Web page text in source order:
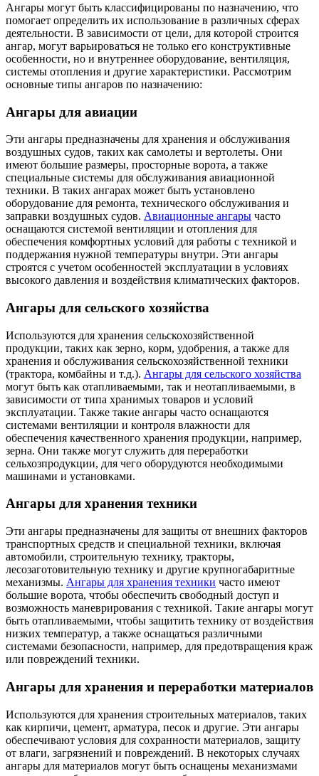
Ангары могут быть классифицированы по назначению, что
помогает определить их использование в различных сферах
деятельности. В зависимости от цели, для которой строится
ангар, могут варьироваться не только его конструктивные
особенности, но и внутреннее оборудование, вентиляция,
системы отопления и другие характеристики. Рассмотрим
основные типы ангаров по назначению:
Ангары для авиации
Эти ангары предназначены для хранения и обслуживания
воздушных судов, таких как самолеты и вертолеты. Они
имеют большие размеры, просторные ворота, а также
специальные системы для обслуживания авиационной
техники. В таких ангарах может быть установлено
оборудование для ремонта, технического обслуживания и
заправки воздушных судов. Авиационные ангары часто
оснащаются системой вентиляции и отопления для
обеспечения комфортных условий для работы с техникой и
поддержания нужной температуры внутри. Эти ангары
строятся с учетом особенностей эксплуатации в условиях
высокого давления и воздействия климатических факторов.
Ангары для сельского хозяйства
Используются для хранения сельскохозяйственной
продукции, таких как зерно, корм, удобрения, а также для
хранения и обслуживания сельскохозяйственной техники
(трактора, комбайны и т.д.). Ангары для сельского хозяйства
могут быть как отапливаемыми, так и неотапливаемыми, в
зависимости от типа хранимых товаров и условий
эксплуатации. Также такие ангары часто оснащаются
системами вентиляции и контроля влажности для
обеспечения качественного хранения продукции, например,
зерна. Они также могут служить для переработки
сельхозпродукции, для чего оборудуются необходимыми
машинами и установками.
Ангары для хранения техники
Эти ангары предназначены для защиты от внешних факторов
транспортных средств и специальной техники, включая
автомобили, строительную технику, тракторы,
лесозаготовительную технику и другие крупногабаритные
механизмы. Ангары для хранения техники часто имеют
большие ворота, чтобы обеспечить свободный доступ и
возможность маневрирования с техникой. Такие ангары могут
быть отапливаемыми, чтобы защитить технику от воздействия
низких температур, а также оснащаться различными
системами безопасности, например, для предотвращения краж
или повреждений техники.
Ангары для хранения и переработки материалов
Используются для хранения строительных материалов, таких
как кирпичи, цемент, арматура, песок и другие. Эти ангары
обеспечивают условия для сохранности материалов, защиту
от влаги, загрязнений и повреждений. В некоторых случаях
ангары для материалов могут быть оснащены механизмами